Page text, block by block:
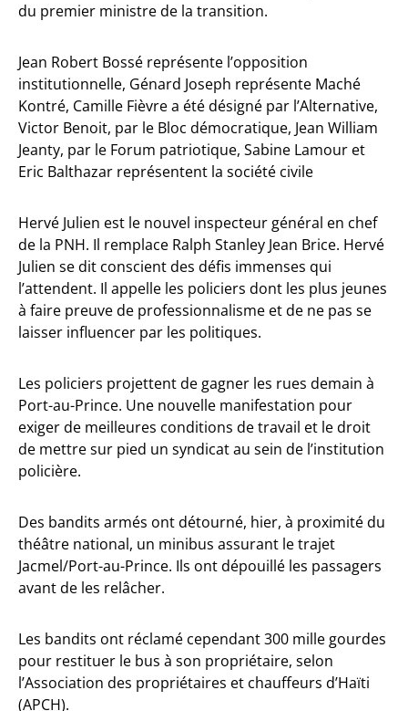
du premier ministre de la transition.
Jean Robert Bossé représente l’opposition
institutionnelle, Génard Joseph représente Maché
Kontré, Camille Fièvre a été désigné par l’Alternative,
Victor Benoit, par le Bloc démocratique, Jean William
Jeanty, par le Forum patriotique, Sabine Lamour et
Eric Balthazar représentent la société civile
Hervé Julien est le nouvel inspecteur général en chef
de la PNH. Il remplace Ralph Stanley Jean Brice. Hervé
Julien se dit conscient des défis immenses qui
l’attendent. Il appelle les policiers dont les plus jeunes
à faire preuve de professionnalisme et de ne pas se
laisser influencer par les politiques.
Les policiers projettent de gagner les rues demain à
Port-au-Prince. Une nouvelle manifestation pour
exiger de meilleures conditions de travail et le droit
de mettre sur pied un syndicat au sein de l’institution
policière.
Des bandits armés ont détourné, hier, à proximité du
théâtre national, un minibus assurant le trajet
Jacmel/Port-au-Prince. Ils ont dépouillé les passagers
avant de les relâcher.
Les bandits ont réclamé cependant 300 mille gourdes
pour restituer le bus à son propriétaire, selon
l’Association des propriétaires et chauffeurs d’Haïti
(APCH).